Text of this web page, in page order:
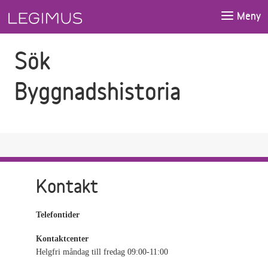
Meny
Sök
Byggnadshistoria
Kontakt
Telefontider
Kontaktcenter
Helgfri måndag till fredag 09:00-11:00